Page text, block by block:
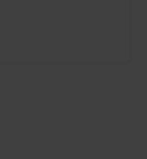
wichtige